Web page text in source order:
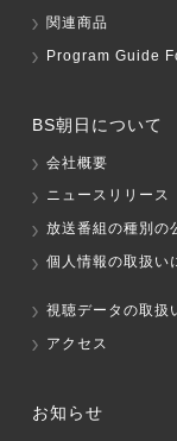
関連商品
Program Guide
BS朝日について
会社概要
ニュースリリース
放送番組の種別の
個人情報の取扱い
視聴データの取扱
アクセス
お知らせ